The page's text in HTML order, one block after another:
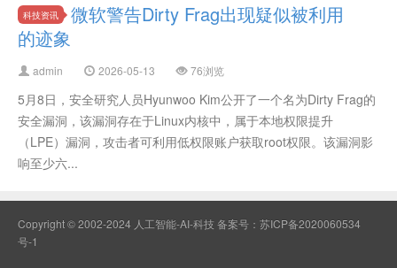
科技资讯
微软警告Dirty Frag出现疑似被利用
的迹象
admin 2026-05-13 76浏览
5月8日，安全研究人员Hyunwoo Kim公开了一个名为Dirty Frag的
安全漏洞，该漏洞存在于Linux内核中，属于本地权限提升
（LPE）漏洞，攻击者可利用低权限账户获取root权限。该漏洞影
响至少六...
Copyright © 2002-2024 人工智能-AI-科技 备案号： 苏ICP备2020060534
号-1